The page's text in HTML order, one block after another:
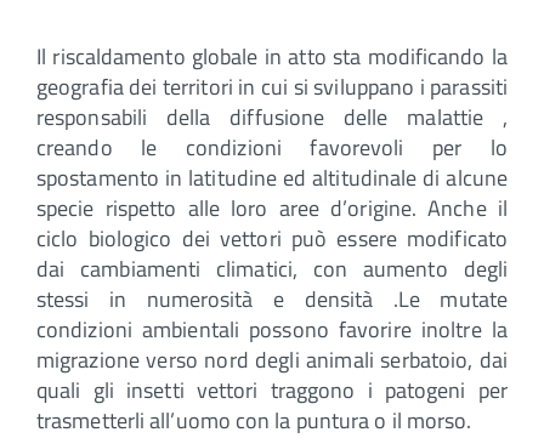
Il riscaldamento globale in atto sta modificando la
geografia dei territori in cui si sviluppano i parassiti
responsabili della diffusione delle malattie ,
creando le condizioni favorevoli per lo
spostamento in latitudine ed altitudinale di alcune
specie rispetto alle loro aree d’origine. Anche il
ciclo biologico dei vettori può essere modificato
dai cambiamenti climatici, con aumento degli
stessi in numerosità e densità .Le mutate
condizioni ambientali possono favorire inoltre la
migrazione verso nord degli animali serbatoio, dai
quali gli insetti vettori traggono i patogeni per
trasmetterli all’uomo con la puntura o il morso.